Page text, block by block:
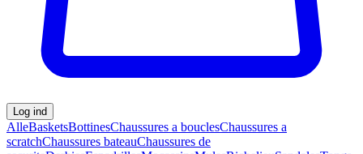
Log ind
AlleBasketsBottinesChaussures a bouclesChaussures a
scratchChaussures bateauChaussures de